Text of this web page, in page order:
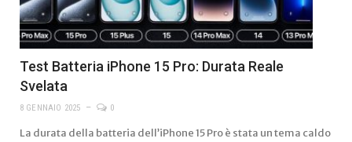
Test Batteria iPhone 15 Pro: Durata Reale
Svelata
8 GENNAIO 2025 0
La durata della batteria dell’iPhone 15 Pro è stata un tema caldo